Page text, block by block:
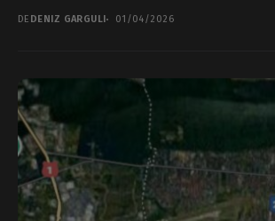
anunță...
DE DENIZ GARGULI 01/04/2026